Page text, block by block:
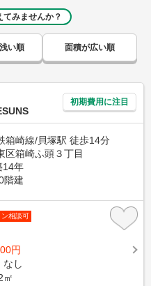
てみませんか？
い順 面積が広い順
初期費用に注目
箱崎線/貝塚駅 徒歩14分
区箱崎ふ頭３丁目
14年
階建
相談可
円
なし
㎡